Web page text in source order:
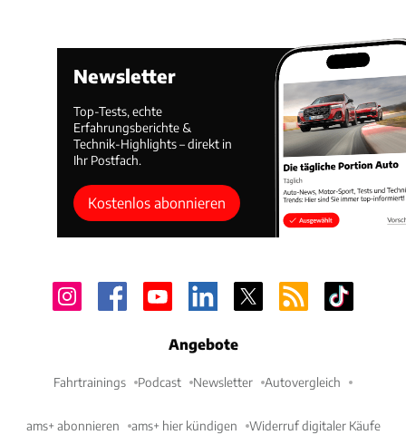
Newsletter
Top-Tests, echte
Erfahrungsberichte &
Technik-Highlights – direkt in
Ihr Postfach.
Kostenlos abonnieren
Angebote
Fahrtrainings Podcast Newsletter Autovergleich
ams+ abonnieren ams+ hier kündigen Widerruf digitaler Käufe